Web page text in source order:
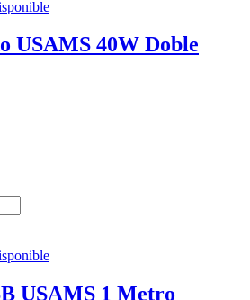
USAMS 40W Doble
USAMS 1 Metro